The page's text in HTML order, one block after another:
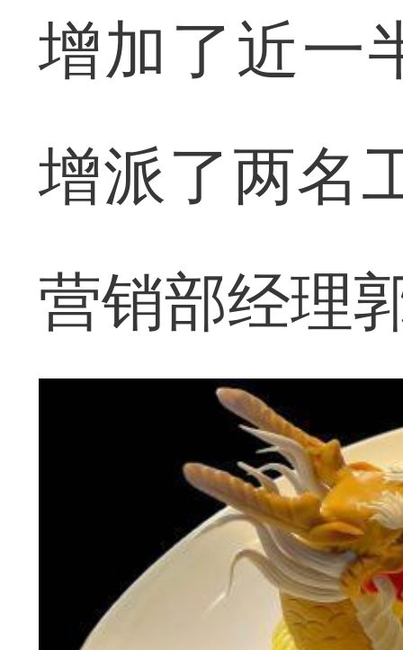
增加了近一
增派了两名
营销部经理